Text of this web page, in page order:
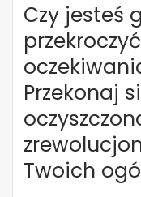
Czy jesteś
Przekonaj
Twoich